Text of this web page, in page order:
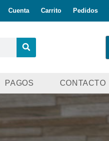
Cuenta Carrito Pedidos
PAGOS CONTACTO